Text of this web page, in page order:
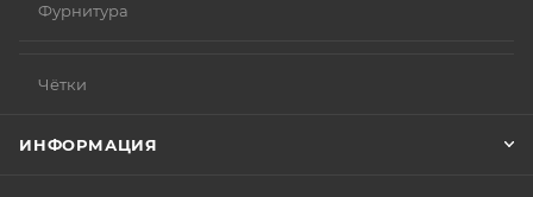
Фурнитура
Чётки
ИНФОРМАЦИЯ